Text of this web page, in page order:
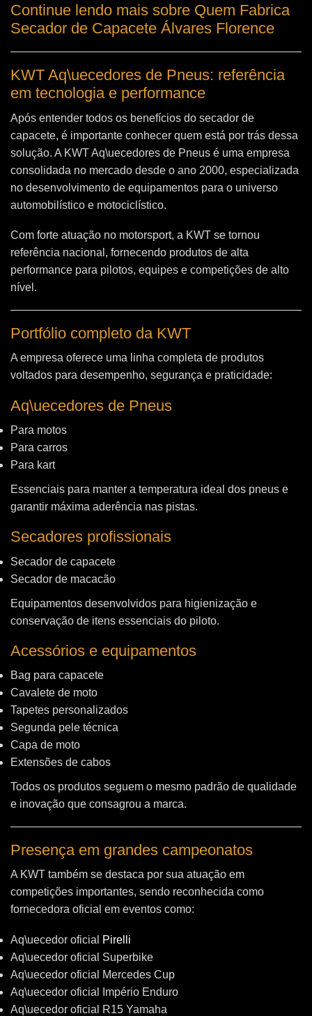
Continue lendo mais sobre Quem Fabrica
Secador de Capacete Álvares Florence
KWT Aq\uecedores de Pneus: referência
em tecnologia e performance
Após entender todos os benefícios do secador de
capacete, é importante conhecer quem está por trás dessa
solução. A KWT Aq\uecedores de Pneus é uma empresa
consolidada no mercado desde o ano 2000, especializada
no desenvolvimento de equipamentos para o universo
automobilístico e motociclístico.
Com forte atuação no motorsport, a KWT se tornou
referência nacional, fornecendo produtos de alta
performance para pilotos, equipes e competições de alto
nível.
Portfólio completo da KWT
A empresa oferece uma linha completa de produtos
voltados para desempenho, segurança e praticidade:
Aq\uecedores de Pneus
Para motos
Para carros
Para kart
Essenciais para manter a temperatura ideal dos pneus e
garantir máxima aderência nas pistas.
Secadores profissionais
Secador de capacete
Secador de macacão
Equipamentos desenvolvidos para higienização e
conservação de itens essenciais do piloto.
Acessórios e equipamentos
Bag para capacete
Cavalete de moto
Tapetes personalizados
Segunda pele técnica
Capa de moto
Extensões de cabos
Todos os produtos seguem o mesmo padrão de qualidade
e inovação que consagrou a marca.
Presença em grandes campeonatos
A KWT também se destaca por sua atuação em
competições importantes, sendo reconhecida como
fornecedora oficial em eventos como:
Aq\uecedor oficial
Pirelli
Aq\uecedor oficial Superbike
Aq\uecedor oficial Mercedes Cup
Aq\uecedor oficial Império Enduro
Aq\uecedor oficial R15 Yamaha